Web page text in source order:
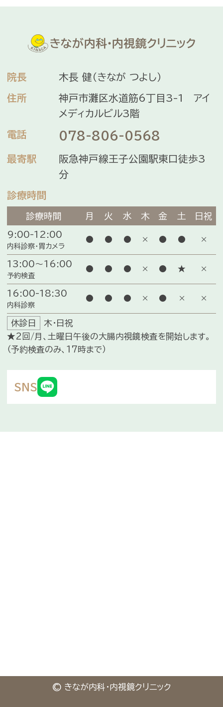
院長 木長 健（きなが つよし）
住所
神戸市灘区水道筋6丁目3-1 アイ
メディカルビル3階
電話 078-806-0568
最寄駅
阪急神戸線王子公園駅東口徒歩3
分
診療時間
休診日
木・日祝
★2回/月、土曜日午後の大腸内視鏡検査を開始します。
（予約検査のみ、17時まで）
診療時間 月 火 水 木 金 土 日祝
9:00-12:00
内科診察・胃カメラ
● ● ● × ● ● ×
13:00～16:00
予約検査
● ● ● × ● ★ ×
16:00-18:30
内科診察
● ● ● × ● × ×
SNS
© きなが内科・内視鏡クリニック